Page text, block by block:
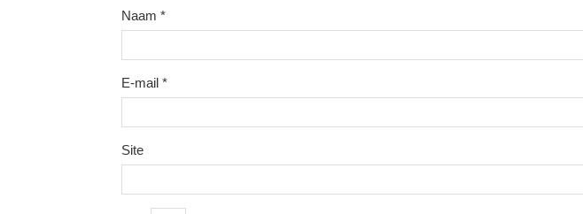
Naam *
E-mail *
Site